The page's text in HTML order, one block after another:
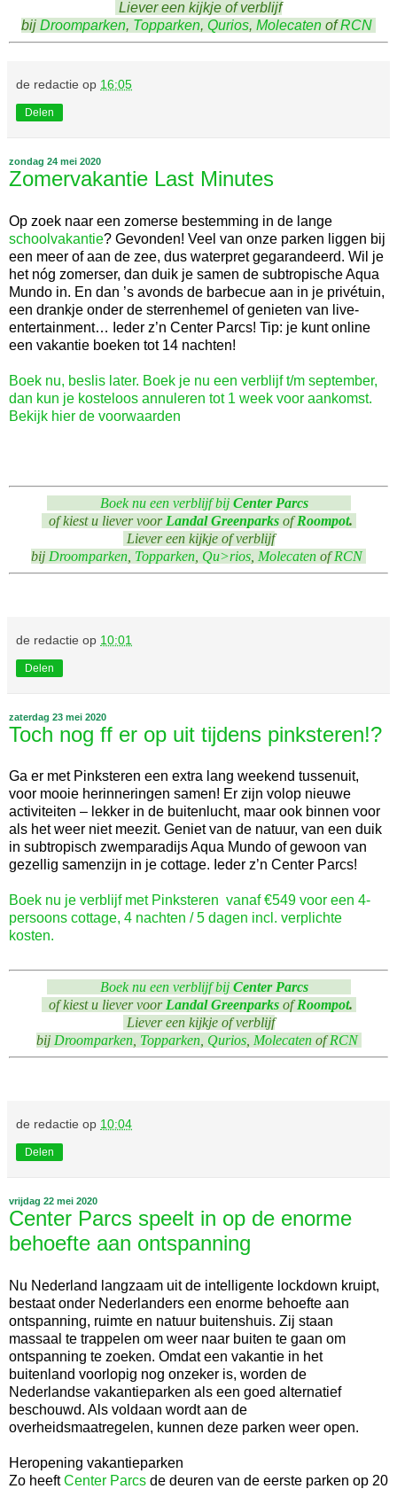
Liever een kijkje of verblijf
bij Droomparken, Topparken, Qurios, Molecaten ofRCN
de redactie op 16:05
Delen
zondag 24 mei 2020
Zomervakantie Last Minutes
Op zoek naar een zomerse bestemming in de lange
schoolvakantie? Gevonden! Veel van onze parken liggen bij
een meer of aan de zee, dus waterpret gegarandeerd. Wil je
het nóg zomerser, dan duik je samen de subtropische Aqua
Mundo in. En dan ’s avonds de barbecue aan in je privétuin,
een drankje onder de sterrenhemel of genieten van live-
entertainment… Ieder z’n Center Parcs! Tip: je kunt online
een vakantie boeken tot 14 nachten!
Boek nu, beslis later. Boek je nu een verblijf t/m september,
dan kun je kosteloos annuleren tot 1 week voor aankomst.
Bekijk hier de voorwaarden
Boek nu een verblijf bij Center Parcs
of kiest u liever voor Landal GreenparksofRoompot.
Liever een kijkje of verblijf
bij Droomparken Topparken Qu>rios Molecaten ofRCN
de redactie op 10:01
Delen
zaterdag 23 mei 2020
Toch nog ff er op uit tijdens pinksteren!?
Ga er met Pinksteren een extra lang weekend tussenuit,
voor mooie herinneringen samen! Er zijn volop nieuwe
activiteiten – lekker in de buitenlucht, maar ook binnen voor
als het weer niet meezit. Geniet van de natuur, van een duik
in subtropisch zwemparadijs Aqua Mundo of gewoon van
gezellig samenzijn in je cottage. Ieder z’n Center Parcs!
Boek nu je verblijf met Pinksteren vanaf €549 voor een 4-
persoons cottage, 4 nachten / 5 dagen incl. verplichte
kosten.
Boek nu een verblijf bij Center Parcs
of kiest u liever voor Landal GreenparksofRoompot.
Liever een kijkje of verblijf
bij Droomparken, Topparken, Qurios, MolecatenofRCN
de redactie op 10:04
Delen
vrijdag 22 mei 2020
Center Parcs speelt in op de enorme
behoefte aan ontspanning
Nu Nederland langzaam uit de intelligente lockdown kruipt,
bestaat onder Nederlanders een enorme behoefte aan
ontspanning, ruimte en natuur buitenshuis. Zij staan
massaal te trappelen om weer naar buiten te gaan om
ontspanning te zoeken. Omdat een vakantie in het
buitenland voorlopig nog onzeker is, worden de
Nederlandse vakantieparken als een goed alternatief
beschouwd. Als voldaan wordt aan de
overheidsmaatregelen, kunnen deze parken weer open.
Heropening vakantieparken
Zo heeftCenter Parcs de deuren van de eerste parken op 20